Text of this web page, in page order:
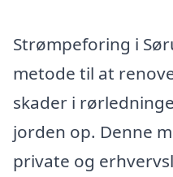
Strømpeforing i
metode til at
skader i
jorden op. Denne
private og